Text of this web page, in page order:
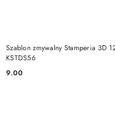
Szablon zmywalny Stamperia 3D
KSTDS56
Cena:
9.00